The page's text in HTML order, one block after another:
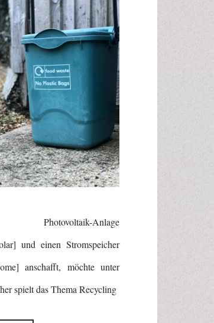
Anlage
und einen Stromspeicher
anschafft, möchte unter
spielt das Thema Recycling